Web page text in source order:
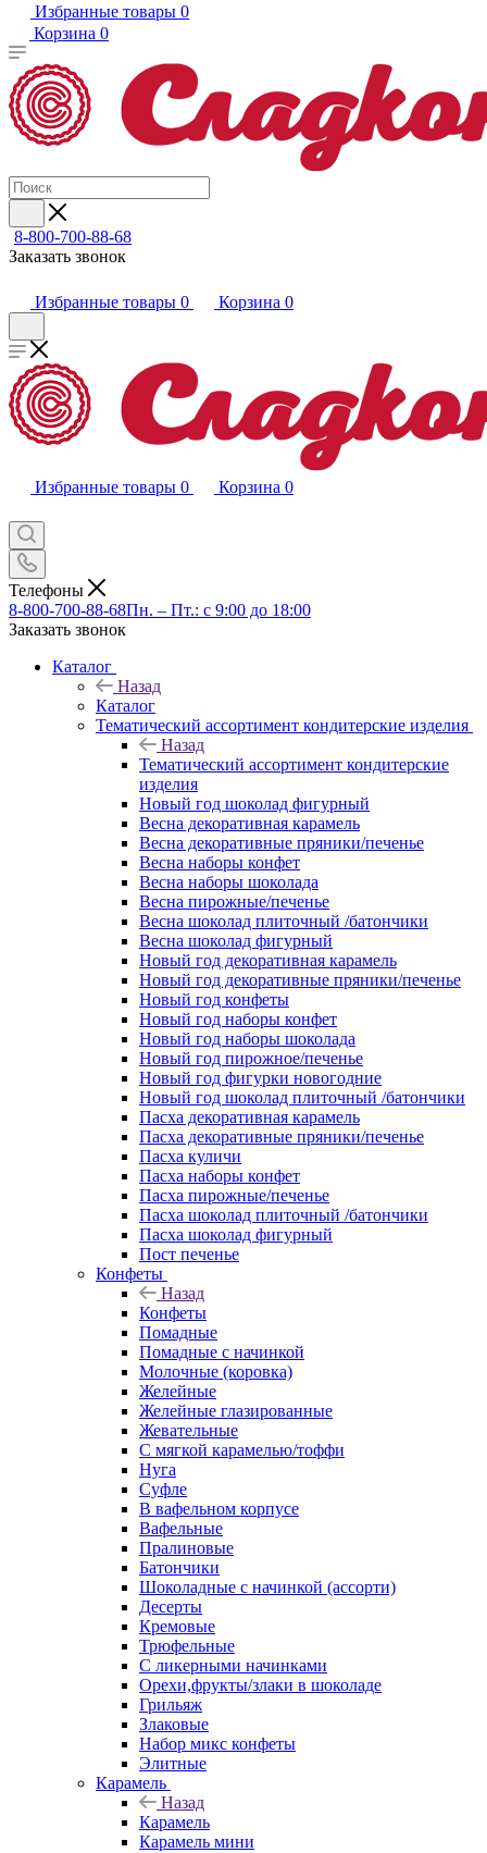
Избранные товары 0
Корзина 0
8-800-700-88-68
Заказать звонок
Избранные товары 0 Корзина 0
Избранные товары 0 Корзина 0
Телефоны
8-800-700-88-68Пн. – Пт.: с 9:00 до 18:00
Заказать звонок
Каталог
Назад
Каталог
Тематический ассортимент кондитерские изделия
Назад
Тематический ассортимент кондитерские
изделия
Новый год шоколад фигурный
Весна декоративная карамель
Весна декоративные пряники/печенье
Весна наборы конфет
Весна наборы шоколада
Весна пирожные/печенье
Весна шоколад плиточный /батончики
Весна шоколад фигурный
Новый год декоративная карамель
Новый год декоративные пряники/печенье
Новый год конфеты
Новый год наборы конфет
Новый год наборы шоколада
Новый год пирожное/печенье
Новый год фигурки новогодние
Новый год шоколад плиточный /батончики
Пасха декоративная карамель
Пасха декоративные пряники/печенье
Пасха куличи
Пасха наборы конфет
Пасха пирожные/печенье
Пасха шоколад плиточный /батончики
Пасха шоколад фигурный
Пост печенье
Конфеты
Назад
Конфеты
Помадные
Помадные с начинкой
Молочные (коровка)
Желейные
Желейные глазированные
Жевательные
С мягкой карамелью/тоффи
Нуга
Суфле
В вафельном корпусе
Вафельные
Пралиновые
Батончики
Шоколадные с начинкой (ассорти)
Десерты
Кремовые
Трюфельные
С ликерными начинками
Орехи,фрукты/злаки в шоколаде
Грильяж
Злаковые
Набор микс конфеты
Элитные
Карамель
Назад
Карамель
Карамель мини